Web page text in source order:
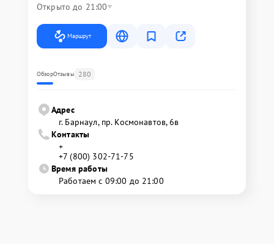
Открыто до 21:00
Маршрут
ОбзорОтзывы 280
Адрес
г. Барнаул, ​пр. Космонавтов, 6в
Контакты
+
+7 (800) 302-71-75
Время работы
Работаем с 09:00 до 21:00